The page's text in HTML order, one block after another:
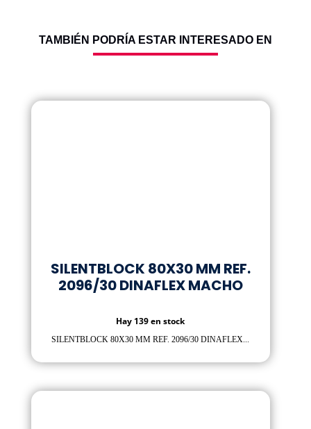
TAMBIÉN PODRÍA ESTAR INTERESADO EN
SILENTBLOCK 80X30 MM REF.
2096/30 DINAFLEX MACHO
Hay 139 en stock
SILENTBLOCK 80X30 MM REF. 2096/30 DINAFLEX...